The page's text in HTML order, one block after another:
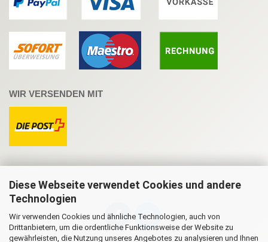
Diese Webseite verwendet Cookies und andere
Technologien
Wir verwenden Cookies und ähnliche Technologien, auch von
Drittanbietern, um die ordentliche Funktionsweise der Website zu
gewährleisten, die Nutzung unseres Angebotes zu analysieren und Ihnen
WIR VERSENDEN MIT